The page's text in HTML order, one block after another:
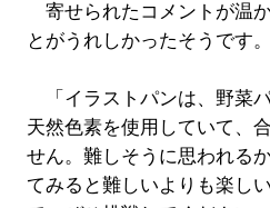
寄せられたコメントが温
とがうれしかったそうです。
「イラストパンは、野菜
天然色素を使用していて、
せん。難しそうに思われる
てみると難しいよりも楽し